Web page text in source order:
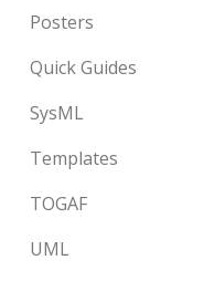
Posters
Quick Guides
SysML
Templates
TOGAF
UML